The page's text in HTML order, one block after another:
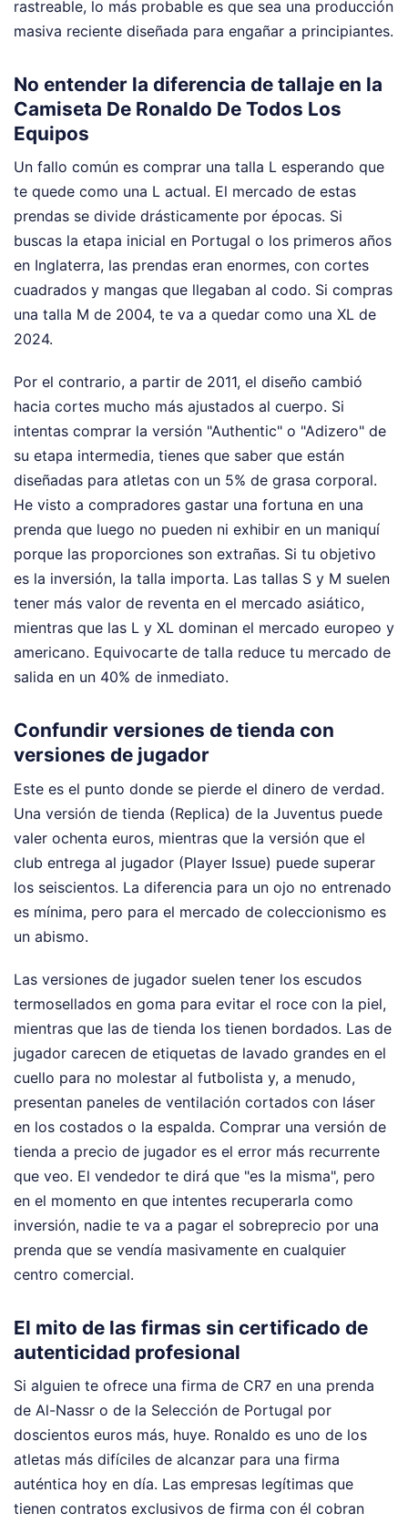
rastreable, lo más probable es que sea una producción
masiva reciente diseñada para engañar a principiantes.
No entender la diferencia de tallaje en la
Camiseta De Ronaldo De Todos Los
Equipos
Un fallo común es comprar una talla L esperando que
te quede como una L actual. El mercado de estas
prendas se divide drásticamente por épocas. Si
buscas la etapa inicial en Portugal o los primeros años
en Inglaterra, las prendas eran enormes, con cortes
cuadrados y mangas que llegaban al codo. Si compras
una talla M de 2004, te va a quedar como una XL de
2024.
Por el contrario, a partir de 2011, el diseño cambió
hacia cortes mucho más ajustados al cuerpo. Si
intentas comprar la versión "Authentic" o "Adizero" de
su etapa intermedia, tienes que saber que están
diseñadas para atletas con un 5% de grasa corporal.
He visto a compradores gastar una fortuna en una
prenda que luego no pueden ni exhibir en un maniquí
porque las proporciones son extrañas. Si tu objetivo
es la inversión, la talla importa. Las tallas S y M suelen
tener más valor de reventa en el mercado asiático,
mientras que las L y XL dominan el mercado europeo y
americano. Equivocarte de talla reduce tu mercado de
salida en un 40% de inmediato.
Confundir versiones de tienda con
versiones de jugador
Este es el punto donde se pierde el dinero de verdad.
Una versión de tienda (Replica) de la Juventus puede
valer ochenta euros, mientras que la versión que el
club entrega al jugador (Player Issue) puede superar
los seiscientos. La diferencia para un ojo no entrenado
es mínima, pero para el mercado de coleccionismo es
un abismo.
Las versiones de jugador suelen tener los escudos
termosellados en goma para evitar el roce con la piel,
mientras que las de tienda los tienen bordados. Las de
jugador carecen de etiquetas de lavado grandes en el
cuello para no molestar al futbolista y, a menudo,
presentan paneles de ventilación cortados con láser
en los costados o la espalda. Comprar una versión de
tienda a precio de jugador es el error más recurrente
que veo. El vendedor te dirá que "es la misma", pero
en el momento en que intentes recuperarla como
inversión, nadie te va a pagar el sobreprecio por una
prenda que se vendía masivamente en cualquier
centro comercial.
El mito de las firmas sin certificado de
autenticidad profesional
Si alguien te ofrece una firma de CR7 en una prenda
de Al-Nassr o de la Selección de Portugal por
doscientos euros más, huye. Ronaldo es uno de los
atletas más difíciles de alcanzar para una firma
auténtica hoy en día. Las empresas legítimas que
tienen contratos exclusivos de firma con él cobran